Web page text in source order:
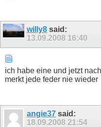
willy8 said:
13.09.2008 16:40
ich habe eine und jetzt
merkt jede feder nie wieder
angie37 said:
18.09.2008 21:54